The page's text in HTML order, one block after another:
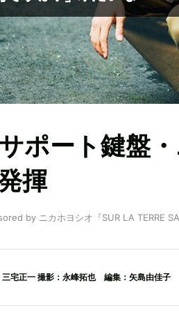
ポート鍵盤
揮
by ニカホヨシオ『SUR LA TERRE
三宅正一 撮影：永峰拓也 編集：矢島由佳子